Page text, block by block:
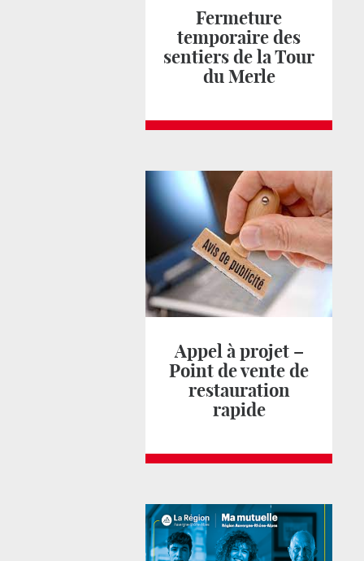
Fermeture
temporaire des
sentiers de la Tour
du Merle
Appel à projet –
Point de vente de
restauration
rapide